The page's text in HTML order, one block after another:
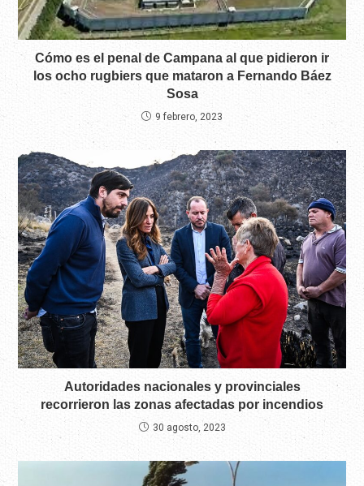
Cómo es el penal de Campana al que pidieron ir
los ocho rugbiers que mataron a Fernando Báez
Sosa
9 febrero, 2023
Autoridades nacionales y provinciales
recorrieron las zonas afectadas por incendios
30 agosto, 2023